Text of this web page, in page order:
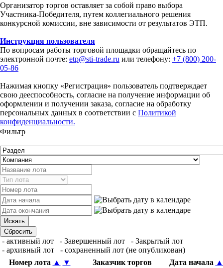
Организатор торгов оставляет за собой право выбора
Участника-Победителя, путем коллегиального решения
конкурсной комиссии, вне зависимости от результатов ЭТП.
Инструкция пользователя
По вопросам работы торговой площадки обращайтесь по
электронной почте: etp@sti-trade.ru или телефону: +7 (800) 200-
05-86
Нажимая кнопку «Регистрация» пользователь подтверждает
свою дееспособность, согласие на получение информации об
оформлении и получении заказа, согласие на обработку
персональных данных в соответствии с Политикой
конфиденциальности.
Фильтр
- активный лот - Завершенный лот
- Закрытый лот
- архивный лот
- сохраненный лот (не опубликован)
Номер лота ▲ ▼ Заказчик торгов Дата начала ▲